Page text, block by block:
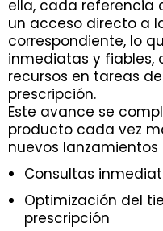
ella, cada
un acceso directo a
correspondiente, lo
inmediatas y fiables,
recursos en tareas
prescripción.
Este avance se
producto cada vez
nuevos
Consultas
Optimización del
prescripción